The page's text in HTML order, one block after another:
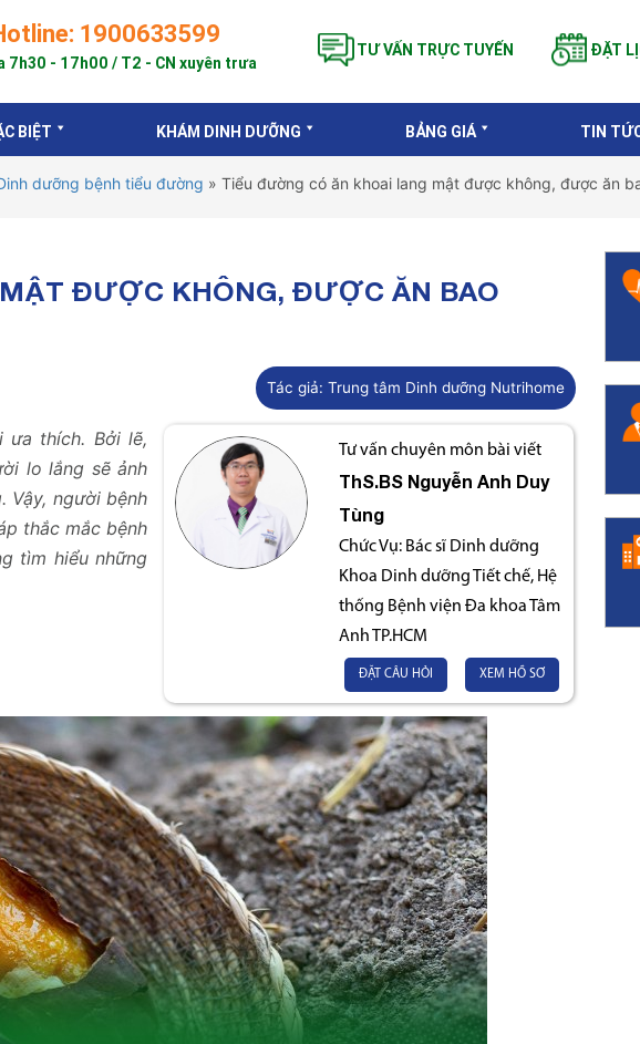
1900633599
7h30 - 17h00 / T2 - CN xuyên trưa
TƯ VẤN TRỰC TUYẾN ĐẶT
BIỆT KHÁM DINH DƯỠNG BẢNG GIÁ TIN
dưỡng bệnh tiểu đường » Tiểu đường có ăn khoai lang mật được không, được ăn
ĐƯỢC KHÔNG, ĐƯỢC ĂN BAO
Tác giả: Trung tâm Dinh dưỡng Nutrihome
Tư vấn chuyên môn bài viết
ThS.BSNguyễn Anh Duy
Tùng
Chức Vụ: Bác sĩ Dinh dưỡng
Khoa Dinh dưỡng Tiết chế, Hệ
thống Bệnh viện Đa khoa Tâm
Anh TP.HCM
ĐẶT CÂU HỎI XEM HỒ SƠ
ưa thích. Bởi lẽ,
lo lắng sẽ ảnh
Vậy, người bệnh
thắc mắc bệnh
tìm hiểu những